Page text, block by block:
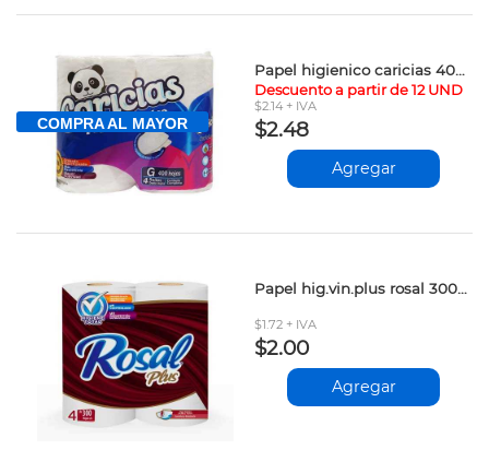
COMPRA AL MAYOR
Papel higienico caricias 400 hojas vpv
Descuento a partir de 12 UND
$2.14 + IVA
$2.48
Agregar
Papel hig.vin.plus rosal 300h.4r.100120404
$1.72 + IVA
$2.00
Agregar